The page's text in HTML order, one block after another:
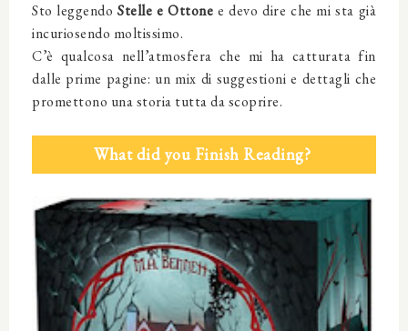
Sto leggendoStelle e Ottone e devo dire che mi sta già
incuriosendo moltissimo.
C’è qualcosa nell’atmosfera che mi ha catturata fin
dalle prime pagine: un mix di suggestioni e dettagli che
promettono una storia tutta da scoprire.
What did you Finish Reading?